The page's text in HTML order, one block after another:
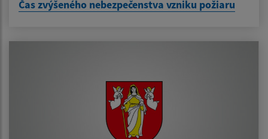
Čas zvýšeného nebezpečenstva vzniku požiaru